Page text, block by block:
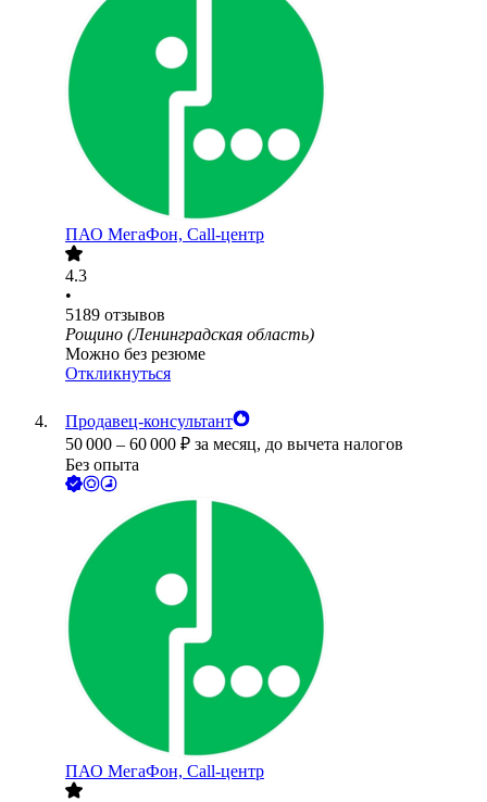
ПАО МегаФон, Call-центр
4.3
•
5189 отзывов
Рощино (Ленинградская область)
Можно без резюме
Откликнуться
Продавец-консультант
50 000 – 60 000 ₽ за месяц, до вычета налогов
Без опыта
ПАО МегаФон, Call-центр